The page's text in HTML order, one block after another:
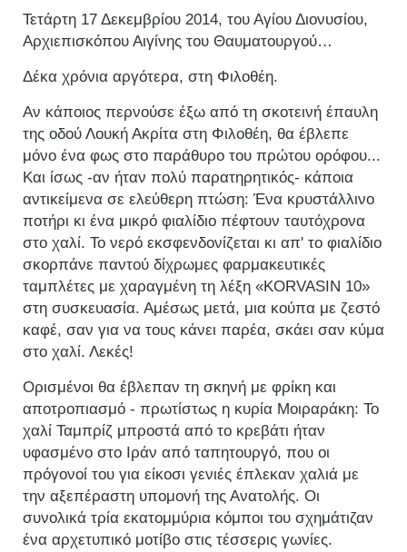
Τετάρτη 17 Δεκεμβρίου 2014, του Αγίου Διονυσίου,
Αρχιεπισκόπου Αιγίνης του Θαυματουργού…
Δέκα χρόνια αργότερα, στη Φιλοθέη.
Αν κάποιος περνούσε έξω από τη σκοτεινή έπαυλη
της οδού Λουκή Ακρίτα στη Φιλοθέη, θα έβλεπε
μόνο ένα φως στο παράθυρο του πρώτου ορόφου...
Και ίσως -αν ήταν πολύ παρατηρητικός- κάποια
αντικείμενα σε ελεύθερη πτώση: Ένα κρυστάλλινο
ποτήρι κι ένα μικρό φιαλίδιο πέφτουν ταυτόχρονα
στο χαλί. Το νερό εκσφενδονίζεται κι απ' το φιαλίδιο
σκορπάνε παντού δίχρωμες φαρμακευτικές
ταμπλέτες με χαραγμένη τη λέξη «KORVASIN 10»
στη συσκευασία. Αμέσως μετά, μια κούπα με ζεστό
καφέ, σαν για να τους κάνει παρέα, σκάει σαν κύμα
στο χαλί. Λεκές!
Ορισμένοι θα έβλεπαν τη σκηνή με φρίκη και
αποτροπιασμό - πρωτίστως η κυρία Μοιραράκη: Το
χαλί Ταμπρίζ μπροστά από το κρεβάτι ήταν
υφασμένο στο Ιράν από ταπητουργό, που οι
πρόγονοί του για είκοσι γενιές έπλεκαν χαλιά με
την αξεπέραστη υπομονή της Ανατολής. Οι
συνολικά τρία εκατομμύρια κόμποι του σχημάτιζαν
ένα αρχετυπικό μοτίβο στις τέσσερις γωνίες.